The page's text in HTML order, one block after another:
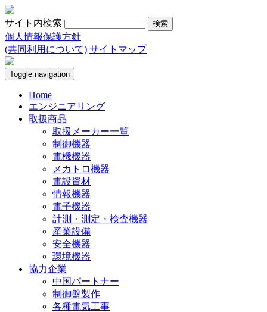
サイト内検索
個人情報保護方針
(共同利用について) サイトマップ
Toggle navigation
Home
エンジニアリング
取扱商品
取扱メーカー一覧
制御機器
電機機器
メカトロ機器
電設資材
情報機器
電子機器
計測・測定・検査機器
産業設備
安全機器
環境機器
協力企業
中国パートナー
制御盤製作
各種電気工事